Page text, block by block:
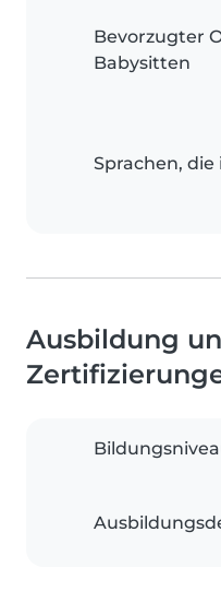
Bevorzugter
Babysitten
Sprachen, die
Ausbildung